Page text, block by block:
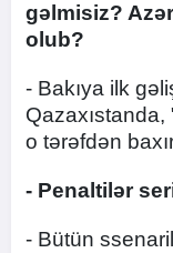
gəlmisiz?
olub?
- Bakıya ilk
o tərəfdən
- Penaltilər
- Bütün